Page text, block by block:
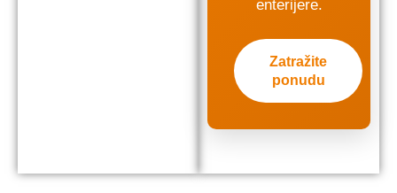
enterijere.
Zatražite
ponudu